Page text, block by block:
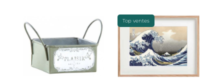
Top ventes